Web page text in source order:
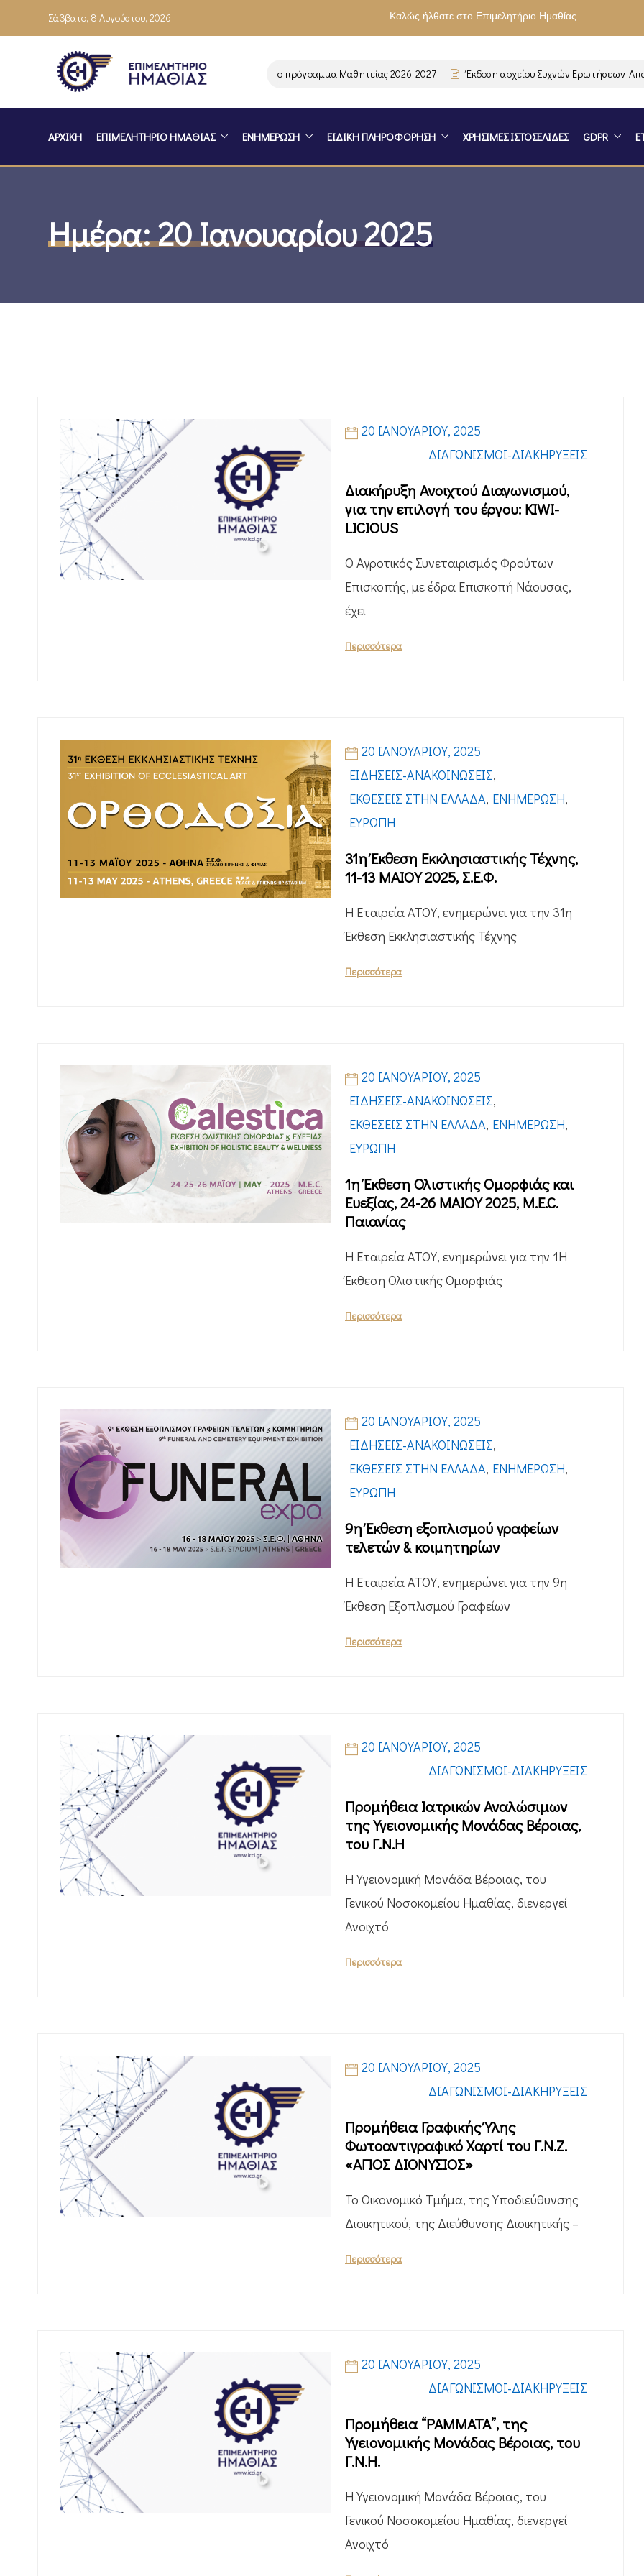
Σάββατο, 8 Αυγούστου, 2026 Καλώς ήλθατε στο Επιμελητήριο Ημαθίας
Ενημέρωση επιχειρήσεων για το πρόγραμμα Μαθητείας 2026-2027 Έκδοση αρχείου Συχνών Ερωτήσεων-
ΑΡΧΙΚΗ ΕΠΙΜΕΛΗΤΗΡΙΟ ΗΜΑΘΙΑΣ ΕΝΗΜΕΡΩΣΗ ΕΙΔΙΚΗ ΠΛΗΡΟΦΟΡΗΣΗ ΧΡΗΣΙΜΕΣ ΙΣΤΟΣΕΛΙΔΕΣ GDPR
Ημέρα:20 Ιανουαρίου 2025
20 ΙΑΝΟΥΑΡΊΟΥ, 2025
ΔΙΑΓΩΝΙΣΜΟΊ-ΔΙΑΚΗΡΎΞΕΙΣ
Διακήρυξη Ανοιχτού Διαγωνισμού,
για την επιλογή του έργου: KIWI-
LICIOUS
Ο Αγροτικός Συνεταιρισμός Φρούτων
Επισκοπής, με έδρα Επισκοπή Νάουσας,
έχει
Περισσότερα
20 ΙΑΝΟΥΑΡΊΟΥ, 2025
ΕΙΔΉΣΕΙΣ-ΑΝΑΚΟΙΝΏΣΕΙΣ,
ΕΚΘΈΣΕΙΣ ΣΤΗΝ ΕΛΛΆΔΑ, ΕΝΗΜΈΡΩΣΗ,
ΕΥΡΏΠΗ
31η Έκθεση Εκκλησιαστικής Τέχνης,
11-13 ΜΑΙΟΥ 2025, Σ.Ε.Φ.
Η Εταιρεία ΑΤΟΥ, ενημερώνει για την 31η
Έκθεση Εκκλησιαστικής Τέχνης
Περισσότερα
20 ΙΑΝΟΥΑΡΊΟΥ, 2025
ΕΙΔΉΣΕΙΣ-ΑΝΑΚΟΙΝΏΣΕΙΣ,
ΕΚΘΈΣΕΙΣ ΣΤΗΝ ΕΛΛΆΔΑ, ΕΝΗΜΈΡΩΣΗ,
ΕΥΡΏΠΗ
1η Έκθεση Ολιστικής Ομορφιάς και
Ευεξίας, 24-26 ΜΑΙΟΥ 2025, M.E.C.
Παιανίας
Η Εταιρεία ΑΤΟΥ, ενημερώνει για την 1Η
Έκθεση Ολιστικής Ομορφιάς
Περισσότερα
20 ΙΑΝΟΥΑΡΊΟΥ, 2025
ΕΙΔΉΣΕΙΣ-ΑΝΑΚΟΙΝΏΣΕΙΣ,
ΕΚΘΈΣΕΙΣ ΣΤΗΝ ΕΛΛΆΔΑ, ΕΝΗΜΈΡΩΣΗ,
ΕΥΡΏΠΗ
9η Έκθεση εξοπλισμού γραφείων
τελετών & κοιμητηρίων
Η Εταιρεία ΑΤΟΥ, ενημερώνει για την 9η
Έκθεση Εξοπλισμού Γραφείων
Περισσότερα
20 ΙΑΝΟΥΑΡΊΟΥ, 2025
ΔΙΑΓΩΝΙΣΜΟΊ-ΔΙΑΚΗΡΎΞΕΙΣ
Προμήθεια Ιατρικών Αναλώσιμων
της Υγειονομικής Μονάδας Βέροιας,
του Γ.Ν.Η
Η Υγειονομική Μονάδα Βέροιας, του
Γενικού Νοσοκομείου Ημαθίας, διενεργεί
Ανοιχτό
Περισσότερα
20 ΙΑΝΟΥΑΡΊΟΥ, 2025
ΔΙΑΓΩΝΙΣΜΟΊ-ΔΙΑΚΗΡΎΞΕΙΣ
Προμήθεια Γραφικής Ύλης
Φωτοαντιγραφικό Χαρτί του Γ.Ν.Ζ.
«ΑΓΙΟΣ ΔΙΟΝΥΣΙΟΣ»
Το Οικονομικό Τμήμα, της Υποδιεύθυνσης
Διοικητικού, της Διεύθυνσης Διοικητικής –
Περισσότερα
20 ΙΑΝΟΥΑΡΊΟΥ, 2025
ΔΙΑΓΩΝΙΣΜΟΊ-ΔΙΑΚΗΡΎΞΕΙΣ
Προμήθεια “ΡΑΜΜΑΤΑ”, της
Υγειονομικής Μονάδας Βέροιας, του
Γ.Ν.Η.
Η Υγειονομική Μονάδα Βέροιας, του
Γενικού Νοσοκομείου Ημαθίας, διενεργεί
Ανοιχτό